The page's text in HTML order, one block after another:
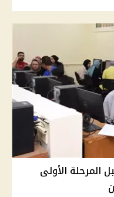
تنسيق الكليات 2026 قبل المرحلة الأولى